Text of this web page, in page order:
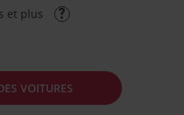
et plus
VOITURES